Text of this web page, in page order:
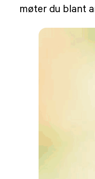
møter du blant